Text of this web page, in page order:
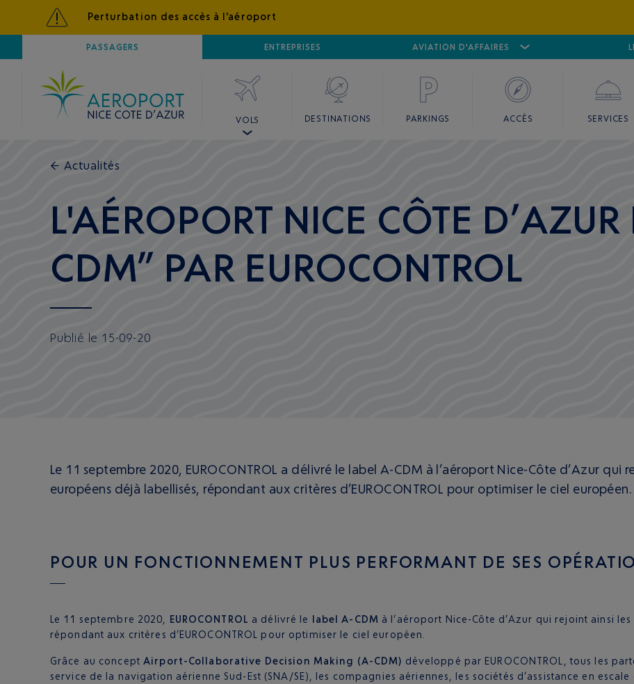
Perturbation des accès à l'aéroport
PASSAGERS ENTREPRISES AVIATION D'AFFAIRES
AÉROPORTNICE CÔTE D'AZUR AÉROPORT CANNES MANDELIEU
VOLS DESTINATIONS PARKINGS ACCÈS SERVICES
← Actualités
L'AÉROPORT NICE CÔTE
CDM” PAR EUROCONTROL
Publié le 15-09-20
Le 11 septembre 2020, EUROCONTROL a délivré le label A-CDM à l’aéroport Nice-Côte d’Azur qui
européens déjà labellisés, répondant aux critères d’EUROCONTROL pour optimiser le ciel européen.
POUR UN FONCTIONNEMENT PLUS PERFORMANT DE SES
Le 11 septembre 2020, EUROCONTROL a délivré le label A-CDM à l’aéroport Nice-Côte d’Azur qui rejoint ainsi
répondant aux critères d’EUROCONTROL pour optimiser le ciel européen.
Grâce au conceptAirport-Collaborative Decision Making (A-CDM) développé par EUROCONTROL, tous les
service de la navigation aérienne Sud-Est (SNA/SE), les compagnies aériennes, les sociétés d’assistance en